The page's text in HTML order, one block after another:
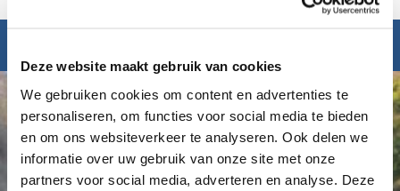
Deze website maakt gebruik van cookies
We gebruiken cookies om content en advertenties te
personaliseren, om functies voor social media te bieden
en om ons websiteverkeer te analyseren. Ook delen we
informatie over uw gebruik van onze site met onze
partners voor social media, adverteren en analyse. Deze